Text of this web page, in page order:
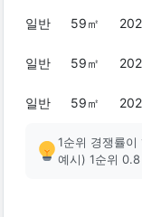
일반 59㎡
일반 59㎡
일반 59㎡
1순위 경쟁률
예시) 1순위 0.8